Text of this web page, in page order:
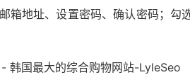
地址、设置密码、确认密码；勾